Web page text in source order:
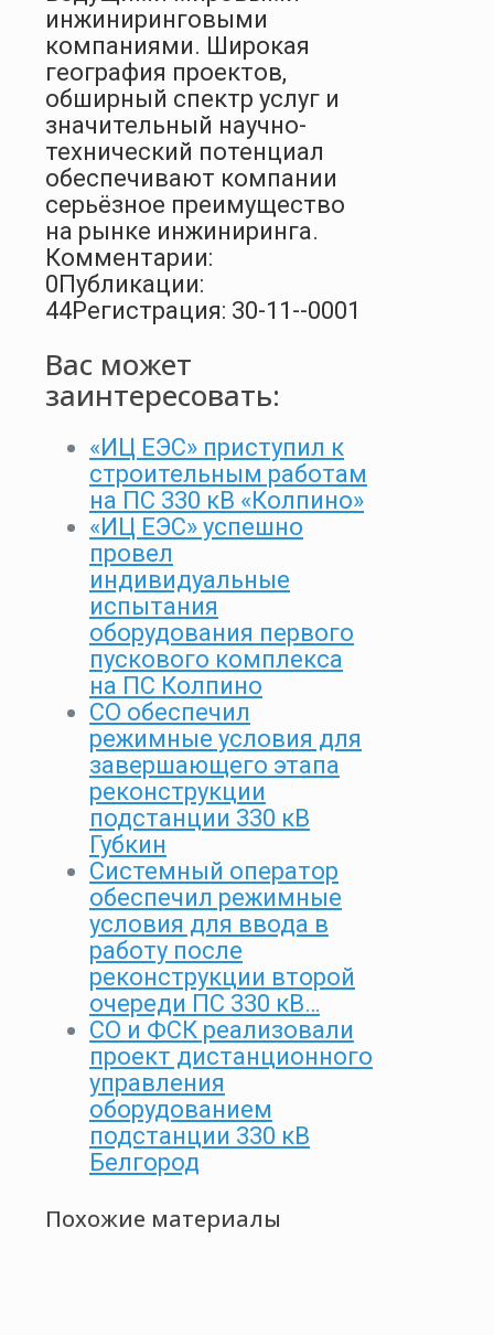
инжиниринговыми
компаниями. Широкая
география проектов,
обширный спектр услуг и
значительный научно-
технический потенциал
обеспечивают компании
серьёзное преимущество
на рынке инжиниринга.
Комментарии:
0 Публикации:
44Регистрация: 30-11--0001
Вас может
заинтересовать:
«ИЦ ЕЭС» приступил к
строительным работам
на ПС 330 кВ «Колпино»
«ИЦ ЕЭС» успешно
провел
индивидуальные
испытания
оборудования первого
пускового комплекса
на ПС Колпино
СО обеспечил
режимные условия для
завершающего этапа
реконструкции
подстанции 330 кВ
Губкин
Системный оператор
обеспечил режимные
условия для ввода в
работу после
реконструкции второй
очереди ПС 330 кВ…
СО и ФСК реализовали
проект дистанционного
управления
оборудованием
подстанции 330 кВ
Белгород
Похожие материалы